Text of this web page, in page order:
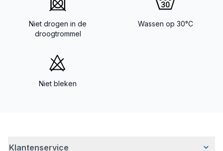
Niet drogen in de
droogtrommel
Wassen op 30°C
Niet bleken
Klantenservice